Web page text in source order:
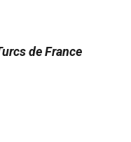
de France